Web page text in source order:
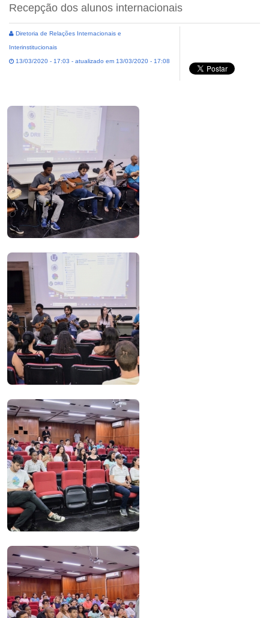
Recepção dos alunos internacionais
Diretoria de Relações Internacionais e
Interinstitucionais
13/03/2020 - 17:03 - atualizado em 13/03/2020 - 17:08